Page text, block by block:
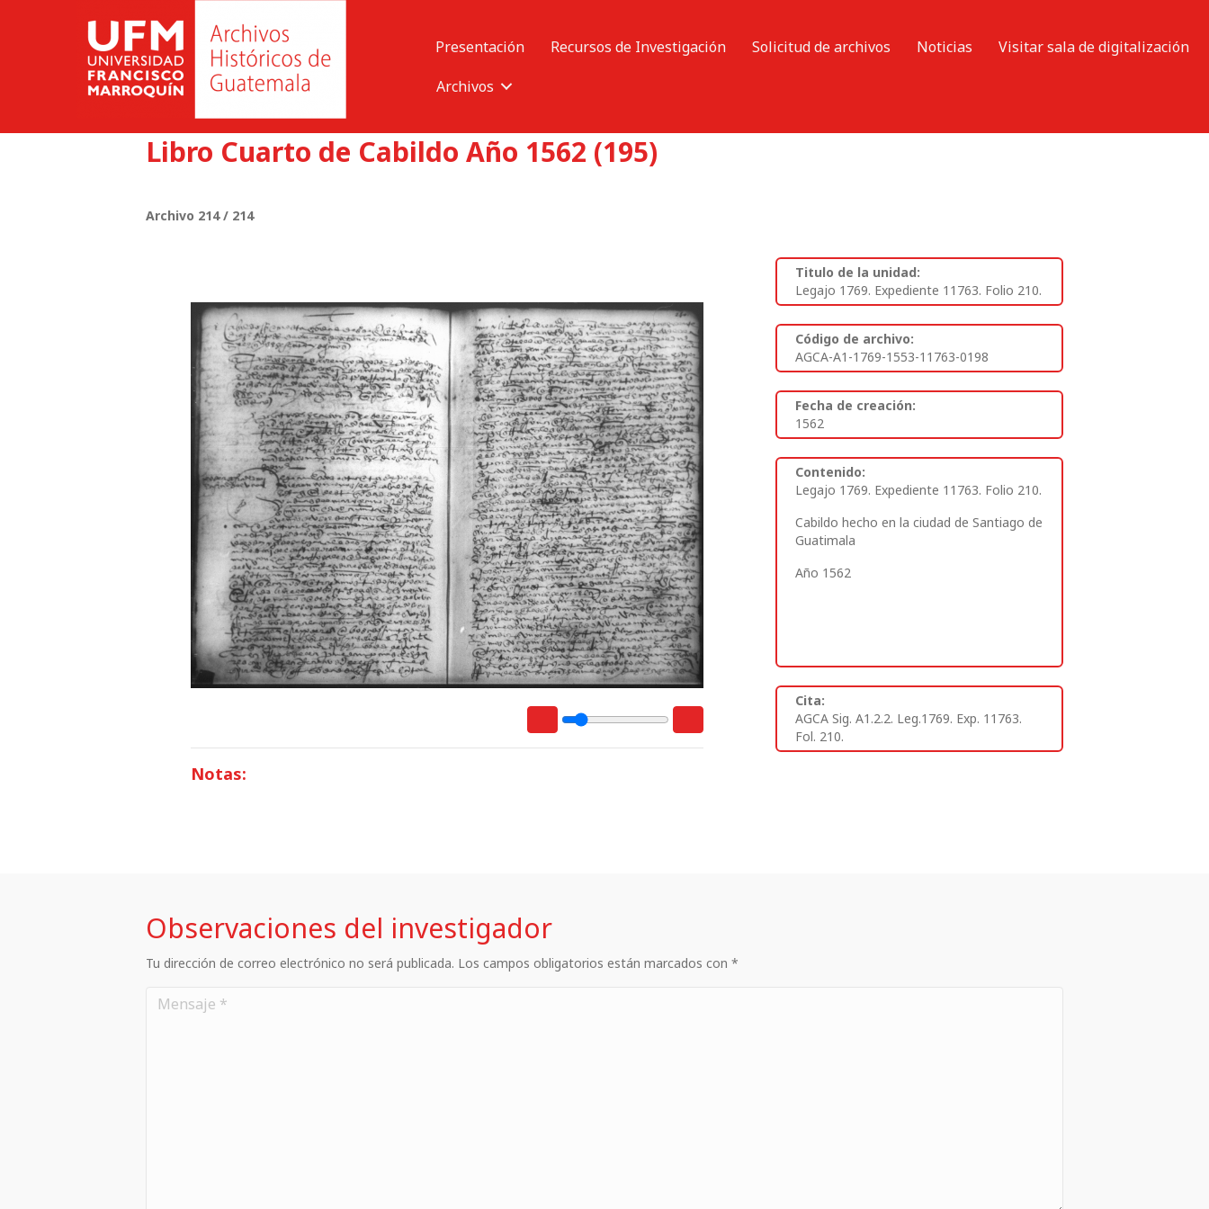
Presentación Recursos de Investigación Solicitud de archivos Noticias
Visitar sala de digitalización
Archivos
Libro Cuarto de Cabildo Año 1562 (195)
Archivo 214 / 214
Notas:
Titulo de la unidad:
Legajo 1769. Expediente 11763. Folio 210.
Código de archivo:
AGCA-A1-1769-1553-11763-0198
Fecha de creación:
1562
Contenido:
Legajo 1769. Expediente 11763. Folio 210.
Cabildo hecho en la ciudad de Santiago de
Guatimala
Año 1562
Cita:
AGCA Sig. A1.2.2. Leg.1769. Exp. 11763.
Fol. 210.
Observaciones del investigador
Tu dirección de correo electrónico no será publicada. Los campos obligatorios están marcados con *